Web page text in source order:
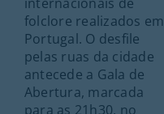
folclore realizados em
Portugal. O desfile
pelas ruas da cidade
antecede a Gala de
Abertura, marcada
para as 21h30, no